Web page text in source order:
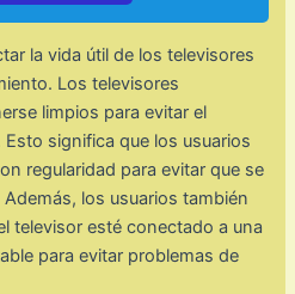
la vida útil de los televisores
Los televisores
limpios para evitar el
significa que los usuarios
regularidad para evitar que se
los usuarios también
televisor esté conectado a una
para evitar problemas de